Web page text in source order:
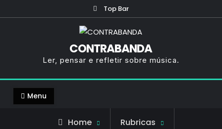
to
Top Bar
CONTRABANDA
Ler, pensar e refletir sobre música.
Menu
Home Rubricas